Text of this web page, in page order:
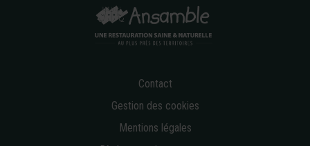
Contact
Gestion des cookies
Mentions légales